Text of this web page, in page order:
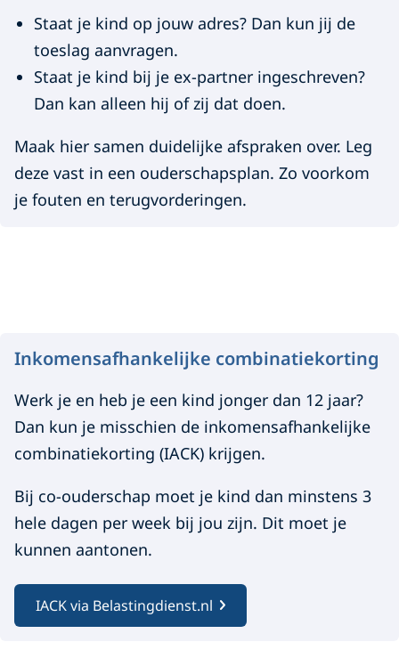
a
p
Staat je kind op jouw adres? Dan kun jij de
toeslag aanvragen.
Staat je kind bij je ex-partner ingeschreven?
Dan kan alleen hij of zij dat doen.
Maak hier samen duidelijke afspraken over. Leg
deze vast in een ouderschapsplan. Zo voorkom
je fouten en terugvorderingen.
Inkomensafhankelijke combinatiekorting
Werk je en heb je een kind jonger dan 12 jaar?
Dan kun je misschien de inkomensafhankelijke
combinatiekorting (IACK) krijgen.
Bij co-ouderschap moet je kind dan minstens 3
hele dagen per week bij jou zijn. Dit moet je
kunnen aantonen.
IACK via Belastingdienst.nl